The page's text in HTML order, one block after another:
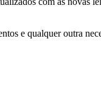
e qualquer outra